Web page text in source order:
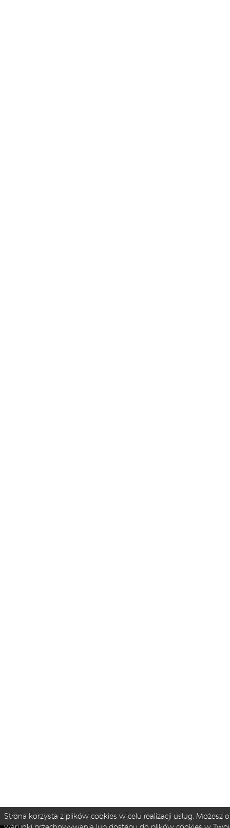
Strona korzysta z plików cookies w celu realizacji usług. Możesz